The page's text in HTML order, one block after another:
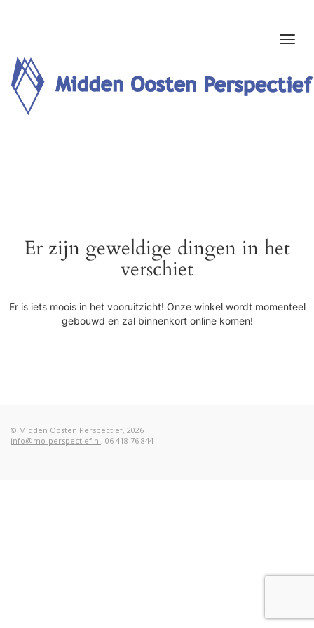
Er zijn geweldige dingen in het
verschiet
Er is iets moois in het vooruitzicht! Onze winkel wordt momenteel
gebouwd en zal binnenkort online komen!
© Midden Oosten Perspectief, 2026
info@mo-perspectief.nl, 06 418 76 844